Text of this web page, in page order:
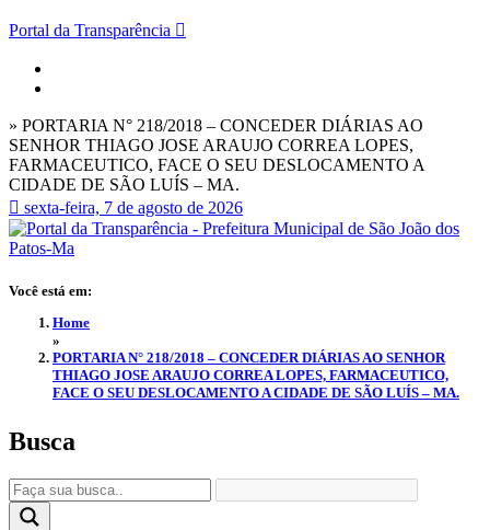
Portal da Transparência
» PORTARIA N° 218/2018 – CONCEDER DIÁRIAS AO
SENHOR THIAGO JOSE ARAUJO CORREA LOPES,
FARMACEUTICO, FACE O SEU DESLOCAMENTO A
CIDADE DE SÃO LUÍS – MA.
sexta-feira, 7 de agosto de 2026
Você está em:
Home
»
PORTARIA N° 218/2018 – CONCEDER DIÁRIAS AO SENHOR
THIAGO JOSE ARAUJO CORREA LOPES, FARMACEUTICO,
FACE O SEU DESLOCAMENTO A CIDADE DE SÃO LUÍS – MA.
Busca